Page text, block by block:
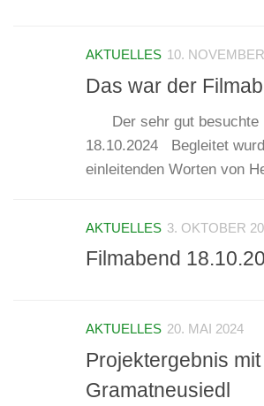
AKTUELLES 10.
Das war der
Der sehr gut besuchte
18.10.2024 Begleitet
einleitenden Worten von
AKTUELLES 3. OKTOBER
Filmabend
AKTUELLES 20. MAI 2024
Projektergebnis
Gramatneusiedl